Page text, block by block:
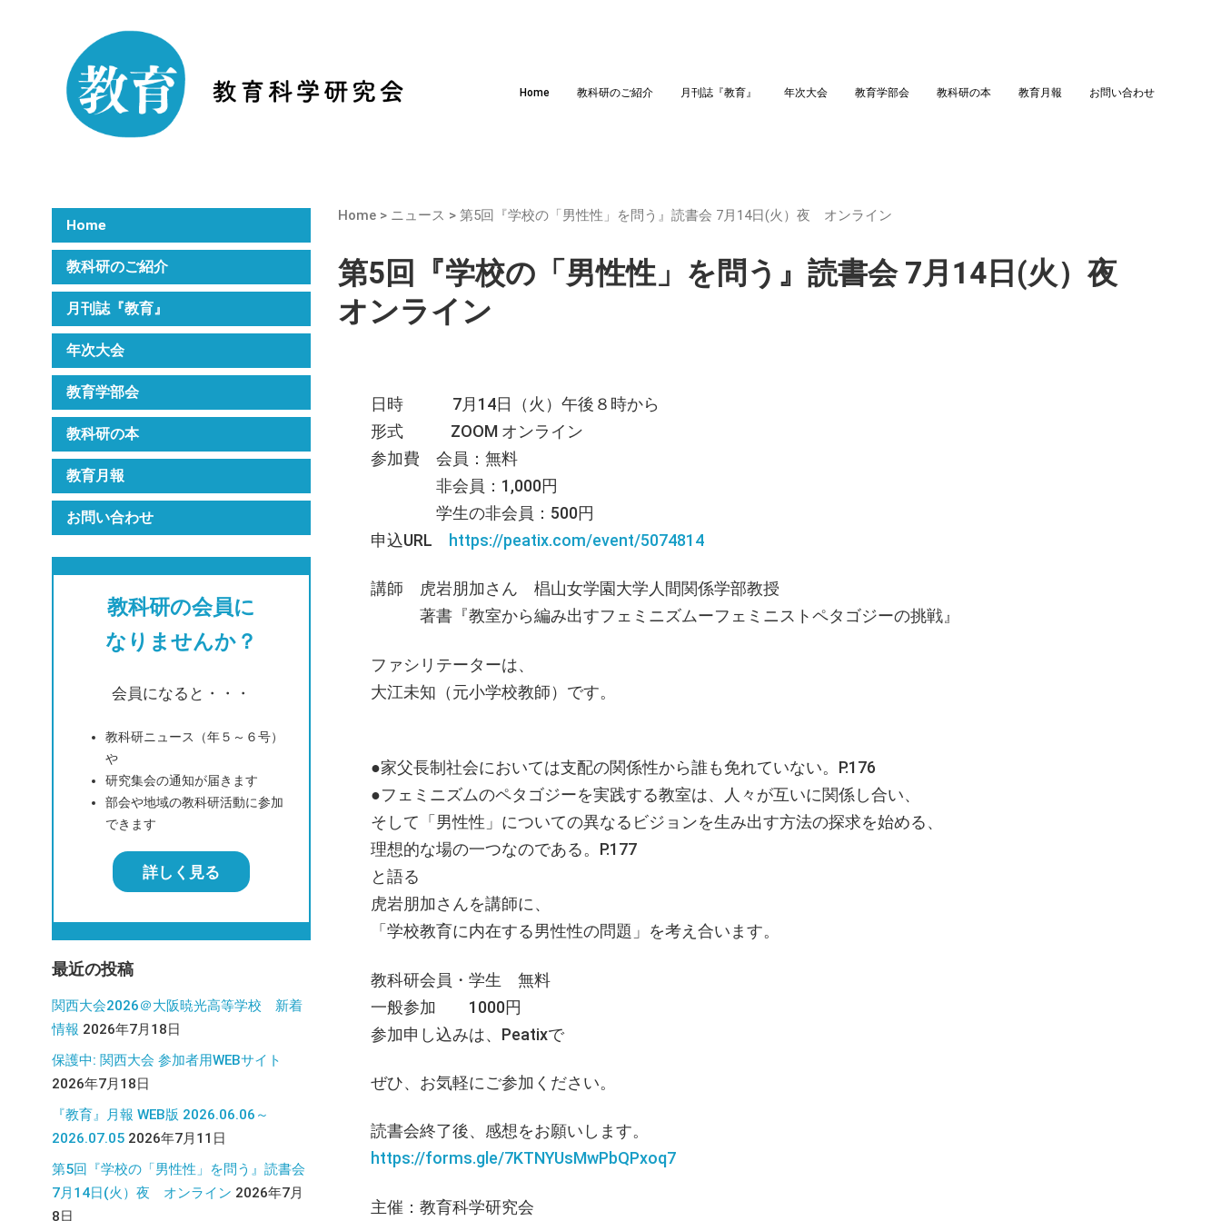
Home 教科研のご紹介 月刊誌『教育』 年次大会 教育学部会 教科研の本 教育月報 お問い合わせ
Home > ニュース > 第5回『学校の「男性性」を問う』読書会 7月14日(火）夜 オンライン
第5回『学校の「男性性」を問う』読書会 7月14日(火）夜
オンライン
日時 7月14日（火）午後８時から
形式 ZOOM オンライン
参加費 会員：無料
非会員：1,000円
学生の非会員：500円
申込URL
https://peatix.com/event/5074814
講師 虎岩朋加さん 椙山女学園大学人間関係学部教授
著書『教室から編み出すフェミニズムーフェミニストペタゴジーの挑戦』
ファシリテーターは、
大江未知（元小学校教師）です。
●家父長制社会においては支配の関係性から誰も免れていない。P.176
●フェミニズムのペタゴジーを実践する教室は、人々が互いに関係し合い、
そして「男性性」についての異なるビジョンを生み出す方法の探求を始める、
理想的な場の一つなのである。P.177
と語る
虎岩朋加さんを講師に、
「学校教育に内在する男性性の問題」を考え合います。
教科研会員・学生 無料
一般参加 1000円
参加申し込みは、Peatixで
ぜひ、お気軽にご参加ください。
読書会終了後、感想をお願いします。
https://forms.gle/7KTNYUsMwPbQPxoq7
主催：教育科学研究会
Home
教科研のご紹介
月刊誌『教育』
年次大会
教育学部会
教科研の本
教育月報
お問い合わせ
教科研の会員に
なりませんか？
会員になると・・・
教科研ニュース（年５～６号）
や
研究集会の通知が届きます
部会や地域の教科研活動に参加
できます
詳しく見る
最近の投稿
関西大会2026＠大阪暁光高等学校 新着
情報 2026年7月18日
保護中: 関西大会 参加者用WEBサイト
2026年7月18日
『教育』月報 WEB版 2026.06.06～
2026.07.05 2026年7月11日
第5回『学校の「男性性」を問う』読書会
7月14日(火）夜 オンライン 2026年7月
8日